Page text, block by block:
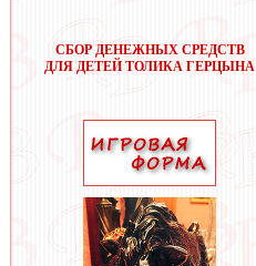
СБОР ДЕНЕЖНЫХ СРЕДСТВ
ДЛЯ ДЕТЕЙ ТОЛИКА ГЕРЦЫНА